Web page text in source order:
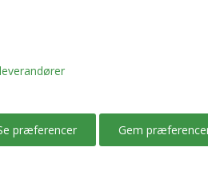
præferencer Gem